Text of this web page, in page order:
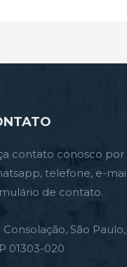
contato conosco por
telefone, e-
de contato.
Consolação, São Paulo,
01303-020